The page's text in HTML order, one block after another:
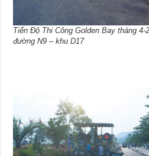
Tiến Độ Thi Công Golden Bay tháng
đường N9 – khu D17